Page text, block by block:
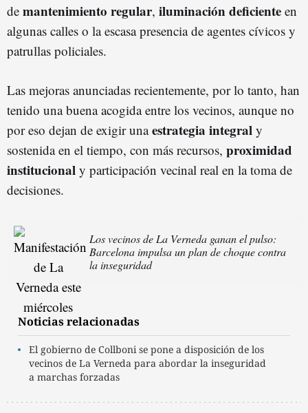
de mantenimiento regular, iluminación deficiente en
algunas calles o la escasa presencia de agentes cívicos y
patrullas policiales.
Las mejoras anunciadas recientemente, por lo tanto, han
tenido una buena acogida entre los vecinos, aunque no
por eso dejan de exigir unaestrategia integral y
sostenida en el tiempo, con más recursos, proximidad
institucional y participación vecinal real en la toma de
decisiones.
Los vecinos de La Verneda ganan el pulso:
Barcelona impulsa un plan de choque contra
la inseguridad
Noticias relacionadas
El gobierno de Collboni se pone a disposición de los
vecinos de La Verneda para abordar la inseguridad
a marchas forzadas